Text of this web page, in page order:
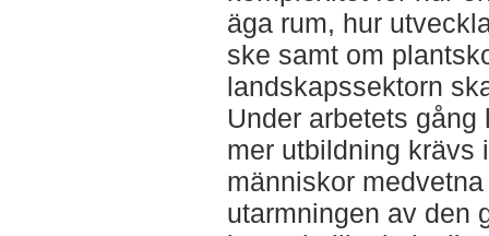
äga rum, hur
ske samt om
landskapssektorn
Under arbetets
mer utbildning krävs
människor
utarmningen av den